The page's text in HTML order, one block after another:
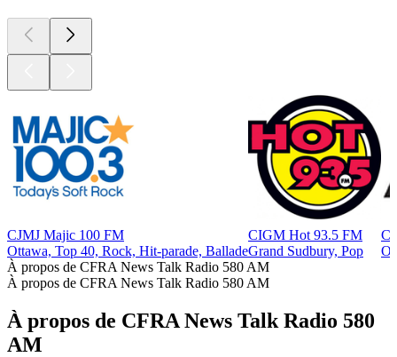
CJMJ Majic 100 FM
Ottawa, Top 40, Rock, Hit-parade, Ballade
CIGM Hot 93.5 FM
Grand Sudbury, Pop
À propos de CFRA News Talk Radio 580 AM
À propos de CFRA News Talk Radio 580 AM
À propos de CFRA News Talk Radio 580
AM